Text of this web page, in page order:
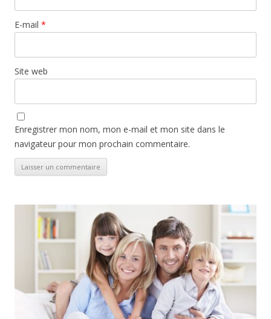
E-mail *
Site web
Enregistrer mon nom, mon e-mail et mon site dans le
navigateur pour mon prochain commentaire.